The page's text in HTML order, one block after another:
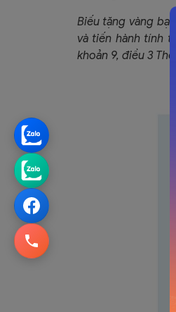
Biếu tặng vàng
và tiến hành tính
khoản 9, điều 3